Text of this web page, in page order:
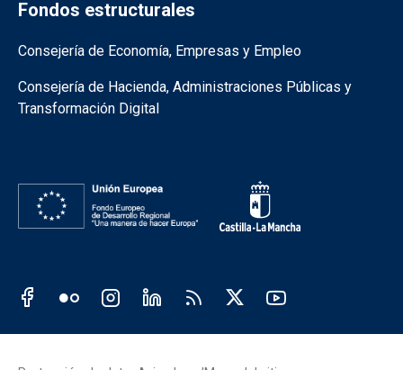
Fondos estructurales
Información de la institución
Consejería de Economía, Empresas y Empleo
Consejería de Hacienda, Administraciones Públicas y
Transformación Digital
Redes sociales JCCM